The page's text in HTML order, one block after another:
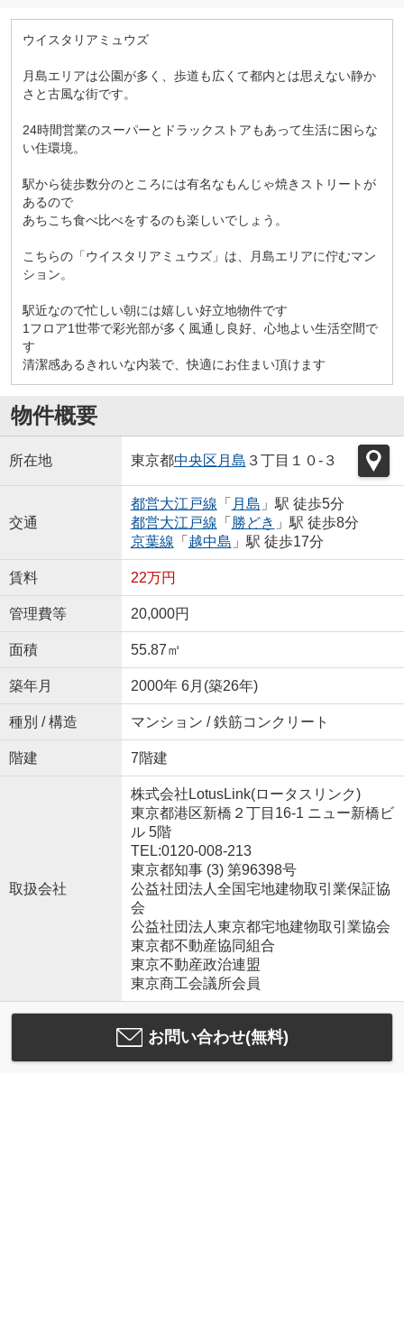
ウイスタリアミュウズ
月島エリアは公園が多く、歩道も広くて都内とは思えない静か
さと古風な街です。
24時間営業のスーパーとドラックストアもあって生活に困らな
い住環境。
駅から徒歩数分のところには有名なもんじゃ焼きストリートが
あるので
あちこち食べ比べをするのも楽しいでしょう。
こちらの「ウイスタリアミュウズ」は、月島エリアに佇むマン
ション。
駅近なので忙しい朝には嬉しい好立地物件です
1フロア1世帯で彩光部が多く風通し良好、心地よい生活空間で
す
清潔感あるきれいな内装で、快適にお住まい頂けます
物件概要
所在地 東京都中央区 月島 ３丁目１０-３
交通
都営大江戸線 「 月島 」駅 徒歩5分
都営大江戸線 「 勝どき 」駅 徒歩8分
京葉線 「 越中島 」駅 徒歩17分
賃料 22万円
管理費等 20,000円
面積 55.87㎡
築年月 2000年 6月(築26年)
種別 / 構造 マンション / 鉄筋コンクリート
階建 7階建
取扱会社
株式会社LotusLink(ロータスリンク)
東京都港区新橋２丁目16-1 ニュー新橋ビ
ル 5階
TEL:0120-008-213
東京都知事 (3) 第96398号
公益社団法人全国宅地建物取引業保証協
会
公益社団法人東京都宅地建物取引業協会
東京都不動産協同組合
東京不動産政治連盟
東京商工会議所会員
お問い合わせ(無料)